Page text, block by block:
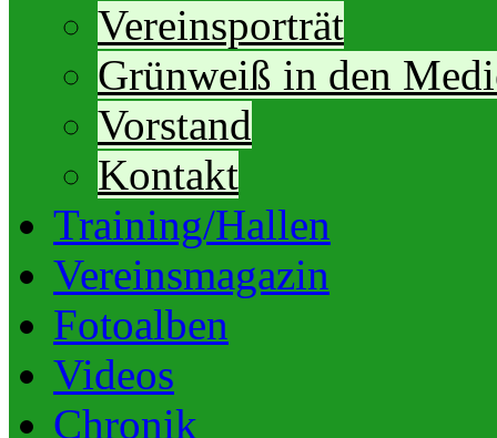
Vereinsporträt
Grünweiß in den
Vorstand
Kontakt
Training/Hallen
Vereinsmagazin
Fotoalben
Videos
Chronik